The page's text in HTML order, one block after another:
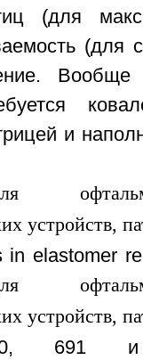
(для
(для
и
elastomer
691